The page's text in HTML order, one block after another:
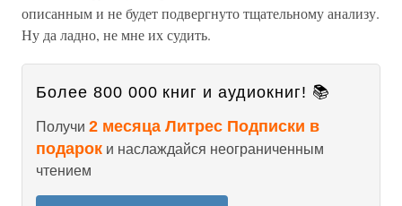
описанным и не будет подвергнуто тщательному анализу.
Ну да ладно, не мне их судить.
Более 800 000 книг и аудиокниг! 📚
Получи 2 месяца Литрес Подписки в
подарок и наслаждайся неограниченным
чтением